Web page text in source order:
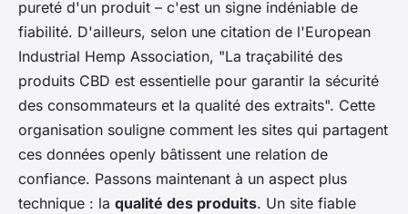
pureté d'un produit – c'est un signe indéniable de
fiabilité. D'ailleurs, selon une citation de l'European
Industrial Hemp Association, "La traçabilité des
produits CBD est essentielle pour garantir la sécurité
des consommateurs et la qualité des extraits". Cette
organisation souligne comment les sites qui partagent
ces données openly bâtissent une relation de
confiance. Passons maintenant à un aspect plus
technique : la qualité des produits. Un site fiable